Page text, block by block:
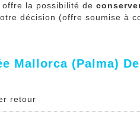
offre la possibilité de
décision (offre soumise à
Mallorca (Palma)
retour